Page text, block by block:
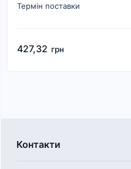
Термін поставки
427,32 грн
Контакти